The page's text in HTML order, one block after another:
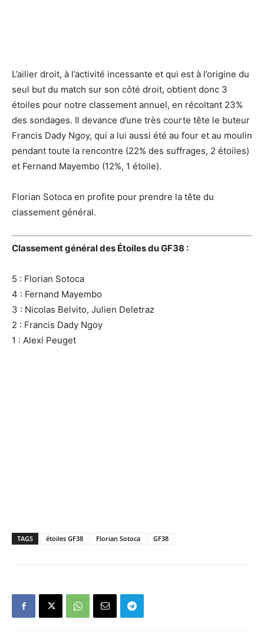
L’ailier droit, à l’activité incessante et qui est à l’origine du
seul but du match sur son côté droit, obtient donc 3
étoiles pour notre classement annuel, en récoltant 23%
des sondages. Il devance d’une très courte tête le buteur
Francis Dady Ngoy, qui a lui aussi été au four et au moulin
pendant toute la rencontre (22% des suffrages, 2 étoiles)
et Fernand Mayembo (12%, 1 étoile).
Florian Sotoca en profite pour prendre la tête du
classement général.
Classement général des Étoiles du GF38 :
5 : Florian Sotoca
4 : Fernand Mayembo
3 : Nicolas Belvito, Julien Deletraz
2 : Francis Dady Ngoy
1 : Alexi Peuget
TAGS étoiles GF38 Florian Sotoca GF38